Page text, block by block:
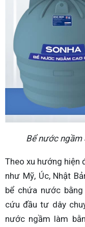
Bể nước ngầm
Theo xu hướng hiện
như Mỹ, Úc, Nhật
bể chứa nước
cứu đầu tư dây
nước ngầm làm